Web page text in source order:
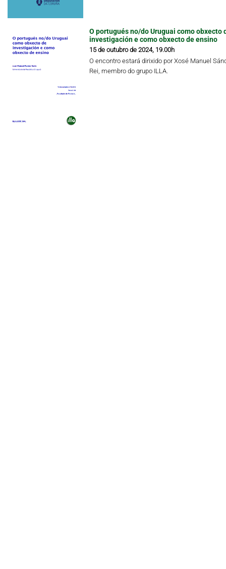
O portugués no/do Uruguai como obxecto
investigación e como obxecto de ensino
15 de outubro de 2024, 19.00h
O encontro estará dirixido por Xosé Manuel
Rei, membro do grupo ILLA.